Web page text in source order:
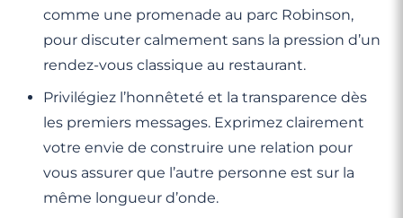
comme une promenade au parc Robinson,
pour discuter calmement sans la pression d’un
rendez-vous classique au restaurant.
Privilégiez l’honnêteté et la transparence dès
les premiers messages. Exprimez clairement
votre envie de construire une relation pour
vous assurer que l’autre personne est sur la
même longueur d’onde.